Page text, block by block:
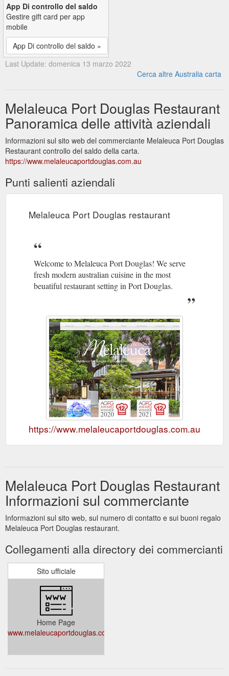
App Di controllo del saldo
Gestire gift card per app
mobile
App Di controllo del saldo »
Last Update: domenica 13 marzo 2022
Cerca altre Australia carta
Melaleuca Port Douglas Restaurant
Panoramica delle attività aziendali
Informazioni sul sito web del commerciante Melaleuca Port Douglas
Restaurant controllo del saldo della carta.
https://www.melaleucaportdouglas.com.au
Punti salienti aziendali
Melaleuca Port Douglas restaurant
Welcome to Melaleuca Port Douglas! We serve
fresh modern australian cuisine in the most
beuatiful restaurant setting in Port Douglas.
https://www.melaleucaportdouglas.com.au
Melaleuca Port Douglas Restaurant
Informazioni sul commerciante
Informazioni sul sito web, sul numero di contatto e sui buoni regalo
Melaleuca Port Douglas restaurant.
Collegamenti alla directory dei commercianti
Sito ufficiale
Home Page
www.melaleucaportdouglas.com.au